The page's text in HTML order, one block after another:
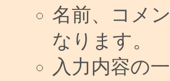
名前、コメ
なります。
入力内容の